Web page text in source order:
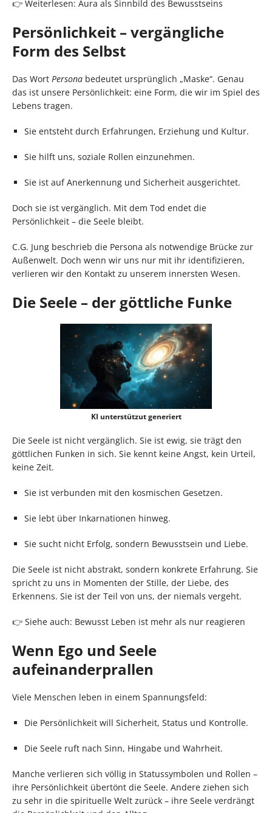
👉 Weiterlesen: Aura als Sinnbild des Bewusstseins
Persönlichkeit – vergängliche
Form des Selbst
Das Wort Persona bedeutet ursprünglich „Maske“. Genau
das ist unsere Persönlichkeit: eine Form, die wir im Spiel des
Lebens tragen.
Sie entsteht durch Erfahrungen, Erziehung und Kultur.
Sie hilft uns, soziale Rollen einzunehmen.
Sie ist auf Anerkennung und Sicherheit ausgerichtet.
Doch sie ist vergänglich. Mit dem Tod endet die
Persönlichkeit – die Seele bleibt.
C.G. Jung beschrieb die Persona als notwendige Brücke zur
Außenwelt. Doch wenn wir uns nur mit ihr identifizieren,
verlieren wir den Kontakt zu unserem innersten Wesen.
Die Seele – der göttliche Funke
KI unterstützut generiert
Die Seele ist nicht vergänglich. Sie ist ewig, sie trägt den
göttlichen Funken in sich. Sie kennt keine Angst, kein Urteil,
keine Zeit.
Sie ist verbunden mit den kosmischen Gesetzen.
Sie lebt über Inkarnationen hinweg.
Sie sucht nicht Erfolg, sondern Bewusstsein und Liebe.
Die Seele ist nicht abstrakt, sondern konkrete Erfahrung. Sie
spricht zu uns in Momenten der Stille, der Liebe, des
Erkennens. Sie ist der Teil von uns, der niemals vergeht.
👉 Siehe auch: Bewusst Leben ist mehr als nur reagieren
Wenn Ego und Seele
aufeinanderprallen
Viele Menschen leben in einem Spannungsfeld:
Die Persönlichkeit will Sicherheit, Status und Kontrolle.
Die Seele ruft nach Sinn, Hingabe und Wahrheit.
Manche verlieren sich völlig in Statussymbolen und Rollen –
ihre Persönlichkeit übertönt die Seele. Andere ziehen sich
zu sehr in die spirituelle Welt zurück – ihre Seele verdrängt